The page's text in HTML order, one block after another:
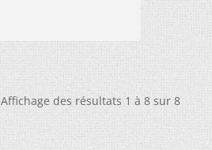
Affichage des résultats 1 à 8 sur 8